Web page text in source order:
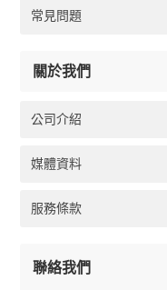
常見問題
關於我們
公司介紹
媒體資料
服務條款
聯絡我們